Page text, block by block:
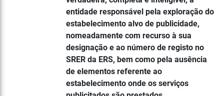
entidade responsável pela exploração do
estabelecimento alvo de publicidade,
nomeadamente com recurso à sua
designação e ao número de registo no
SRER da ERS, bem como pela ausência
de elementos referente ao
estabelecimento onde os serviços